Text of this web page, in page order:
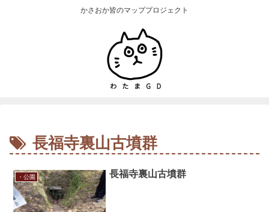
かさおか皆のマッププロジェクト
長福寺裏山古墳群
・公園 長福寺裏山古墳群